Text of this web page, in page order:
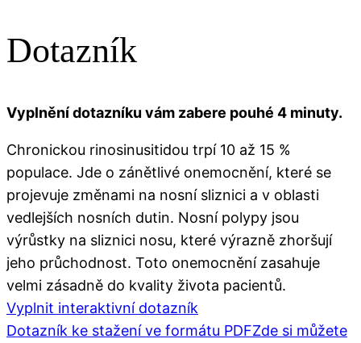
Dotazník
Vyplnění dotazníku vám zabere pouhé 4 minuty.
Chronickou rinosinusitidou trpí 10 až 15 %
populace. Jde o zánětlivé onemocnění, které se
projevuje změnami na nosní sliznici a v oblasti
vedlejších nosních dutin. Nosní polypy jsou
výrůstky na sliznici nosu, které výrazně zhoršují
jeho průchodnost. Toto onemocnění zasahuje
velmi zásadně do kvality života pacientů.
Vyplnit interaktivní dotazník
Dotazník ke stažení ve formátu PDFZde si můžete